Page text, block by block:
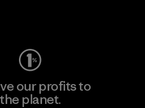
our profits to
the planet.